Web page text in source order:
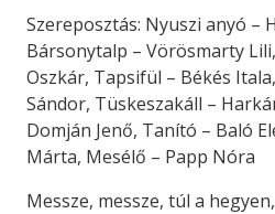
Szereposztás: Nyuszi anyó –
Bársonytalp – Vörösmarty
Oszkár, Tapsifül – Békés
Sándor, Tüskeszakáll –
Domján Jenő, Tanító – Baló
Márta, Mesélő – Papp Nóra
Messze, messze, túl a